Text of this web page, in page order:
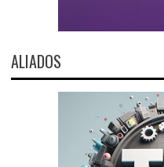
ALIADOS